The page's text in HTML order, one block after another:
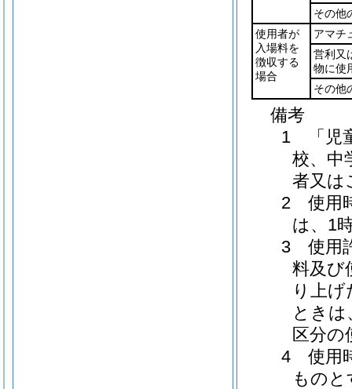
その他
使用者が
入場料を
徴収する
場合
アマチ
営利又
物に使
その他
備考
1 「児
校、中
者又は
2 使用
は、1
3 使用
料及び
り上
ときは
区分の
4 使用
もの